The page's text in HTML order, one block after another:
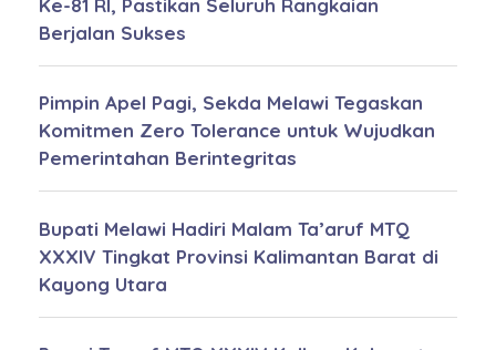
Ke-81 RI, Pastikan Seluruh Rangkaian
Berjalan Sukses
Pimpin Apel Pagi, Sekda Melawi Tegaskan
Komitmen Zero Tolerance untuk Wujudkan
Pemerintahan Berintegritas
Bupati Melawi Hadiri Malam Ta’aruf MTQ
XXXIV Tingkat Provinsi Kalimantan Barat di
Kayong Utara